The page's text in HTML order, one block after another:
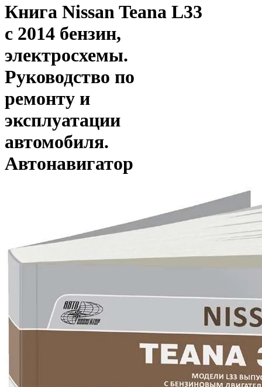
Книга Nissan Teana L33
с 2014 бензин,
электросхемы.
Руководство по
ремонту и
эксплуатации
автомобиля.
Автонавигатор